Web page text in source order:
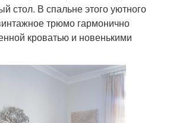
стол. В спальне этого уютного
трюмо гармонично
кроватью и новенькими